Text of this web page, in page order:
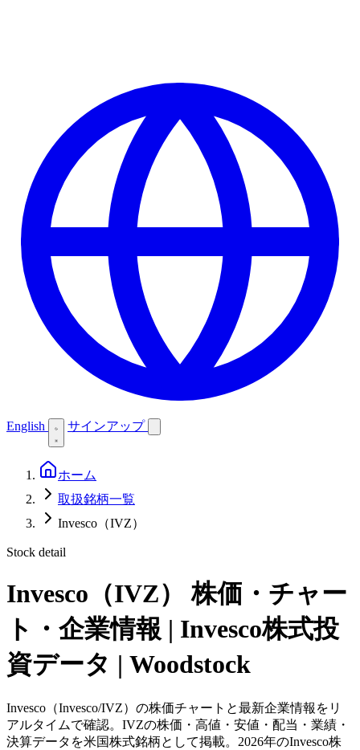
English サインアップ
ホーム
取扱銘柄一覧
Invesco（IVZ）
Stock detail
Invesco（IVZ）
株価・チャー
ト・企業情報 | Invesco株式投
資データ | Woodstock
Invesco（Invesco/IVZ）の株価チャートと最新企業情報をリ
アルタイムで確認。IVZの株価・高値・安値・配当・業績・
決算データを米国株式銘柄として掲載。2026年のInvesco株